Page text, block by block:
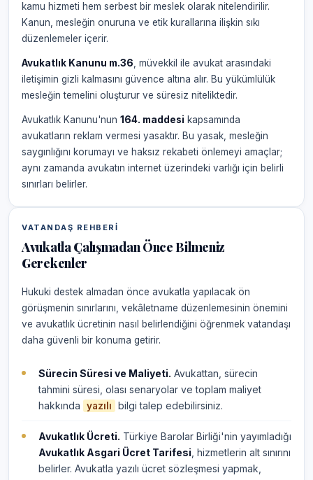
kamu hizmeti hem serbest bir meslek olarak nitelendirilir.
Kanun, mesleğin onuruna ve etik kurallarına ilişkin sıkı
düzenlemeler içerir.
Avukatlık Kanunu m.36 , müvekkil ile avukat arasındaki
iletişimin gizli kalmasını güvence altına alır. Bu yükümlülük
mesleğin temelini oluşturur ve süresiz niteliktedir.
Avukatlık Kanunu'nun 164. maddesi kapsamında
avukatların reklam vermesi yasaktır. Bu yasak, mesleğin
saygınlığını korumayı ve haksız rekabeti önlemeyi amaçlar;
aynı zamanda avukatın internet üzerindeki varlığı için belirli
sınırları belirler.
VATANDAŞ REHBERI
Avukatla Çalışmadan Önce Bilmeniz
Gerekenler
Hukuki destek almadan önce avukatla yapılacak ön
görüşmenin sınırlarını, vekâletname düzenlemesinin önemini
ve avukatlık ücretinin nasıl belirlendiğini öğrenmek vatandaşı
daha güvenli bir konuma getirir.
Sürecin Süresi ve Maliyeti. Avukattan, sürecin
tahmini süresi, olası senaryolar ve toplam maliyet
hakkında
yazılı bilgi talep edebilirsiniz.
Avukatlık Ücreti. Türkiye Barolar Birliği'nin yayımladığı
Avukatlık Asgari Ücret Tarifesi , hizmetlerin alt sınırını
belirler. Avukatla yazılı ücret sözleşmesi yapmak,